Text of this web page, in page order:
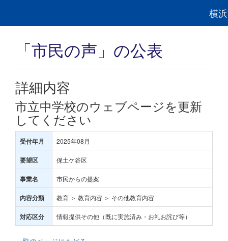
横
「市民の声」の公表
詳細内容
市立中学校のウェブページを更新
してください
受付年月 2025年08月
要望区 保土ケ谷区
事業名 市民からの提案
内容分類 教育 ＞ 教育内容 ＞ その他教育内容
対応区分 情報提供その他（既に実施済み・お礼お詫び等）